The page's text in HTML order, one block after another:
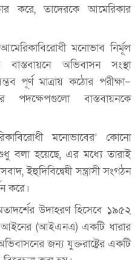
করে, তাদেরকে আমেরিকার
মনোভাব নির্মূল
অভিবাসন সংস্থা
পূর্ণ মাত্রায় কঠোর পরীক্ষা–
পদক্ষেপগুলো বাস্তবায়নকে
মনোভাবের’ কোনো
শুধু বলা হয়েছে, এর মধ্যে তারাই
ইহুদিবিদ্বেষী সন্ত্রাসী সংগঠন
করে।
উদাহরণ হিসেবে ১৯৫২
(আইএনএ) একটি ধারার
জন্য যুক্তরাষ্ট্রের একটি